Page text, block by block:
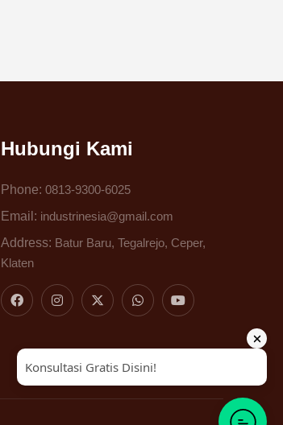
Hubungi Kami
Phone: 0813-9300-6025
Email: industrinesia@gmail.com
Address: Batur Baru, Tegalrejo, Ceper,
Klaten